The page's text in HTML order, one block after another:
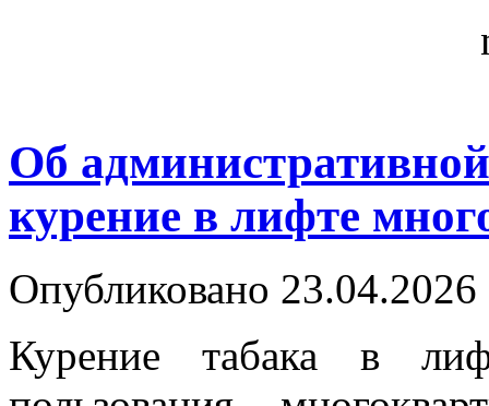
Об административной
курение в лифте
Опубликовано
Курение табака в